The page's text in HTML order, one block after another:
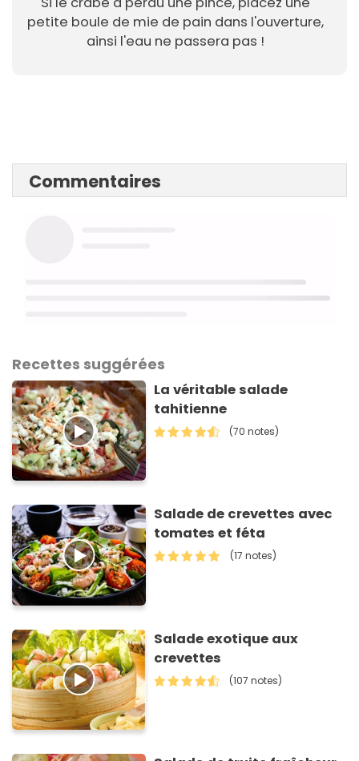
petite boule de mie de pain dans l'ouverture,
ainsi l'eau ne passera pas !
Commentaires
Recettes suggérées
La véritable salade
tahitienne
(70 notes)
Salade de crevettes avec
tomates et féta
(17 notes)
Salade exotique aux
crevettes
(107 notes)